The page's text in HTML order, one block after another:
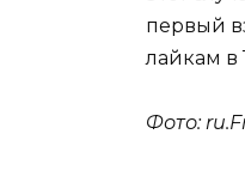
первый
лайкам в
Фото: